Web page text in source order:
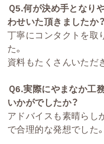
Ｑ5.何が決め手となり
わせいた頂きましたか？
丁寧にコンタクトを取
た。
資料もたくさんいただ
Ｑ6.実際にやまなか工
いかがでしたか？
アドバイスも素晴らし
で合理的な発想でした。